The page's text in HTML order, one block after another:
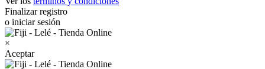
Finalizar registro
o iniciar sesión
×
Aceptar